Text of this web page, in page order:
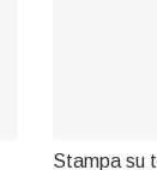
Stampa su